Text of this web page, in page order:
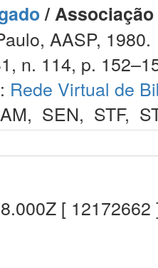
/
AASP, 1980.
n. 114, p.
Rede Virtual de
, SEN, STF,
[ 12172662